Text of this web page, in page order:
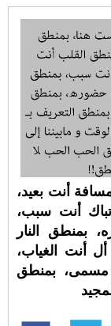
أنت بعيد،
أنت سبب،
بمنطق النار
أنت الغياب،
مسمى، بمنطق